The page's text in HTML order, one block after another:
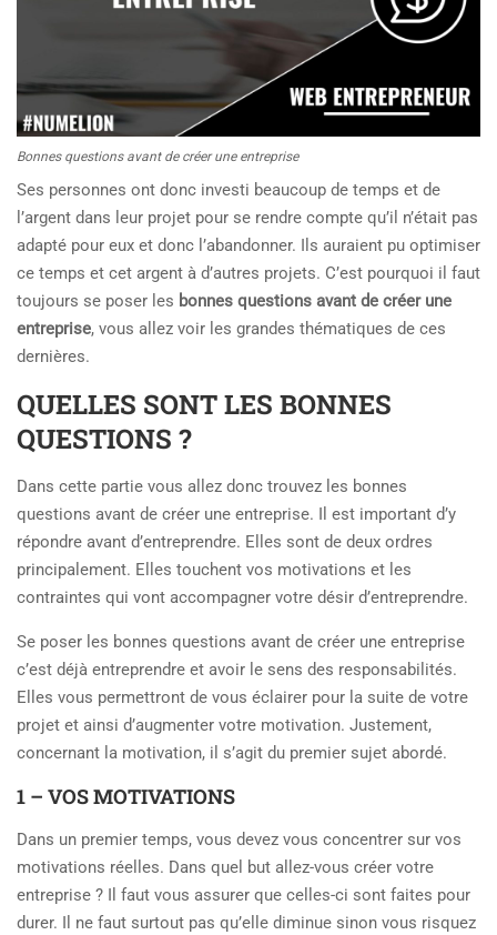
Bonnes questions avant de créer une entreprise
Ses personnes ont donc investi beaucoup de temps et de
l’argent dans leur projet pour se rendre compte qu’il n’était pas
adapté pour eux et donc l’abandonner. Ils auraient pu optimiser
ce temps et cet argent à d’autres projets. C’est pourquoi il faut
toujours se poser les bonnes questions avant de créer une
entreprise, vous allez voir les grandes thématiques de ces
dernières.
QUELLES SONT LES BONNES
QUESTIONS ?
Dans cette partie vous allez donc trouvez les bonnes
questions avant de créer une entreprise. Il est important d’y
répondre avant d’entreprendre. Elles sont de deux ordres
principalement. Elles touchent vos motivations et les
contraintes qui vont accompagner votre désir d’entreprendre.
Se poser les bonnes questions avant de créer une entreprise
c’est déjà entreprendre et avoir le sens des responsabilités.
Elles vous permettront de vous éclairer pour la suite de votre
projet et ainsi d’augmenter votre motivation. Justement,
concernant la motivation, il s’agit du premier sujet abordé.
1 – VOS MOTIVATIONS
Dans un premier temps, vous devez vous concentrer sur vos
motivations réelles. Dans quel but allez-vous créer votre
entreprise ? Il faut vous assurer que celles-ci sont faites pour
durer. Il ne faut surtout pas qu’elle diminue sinon vous risquez